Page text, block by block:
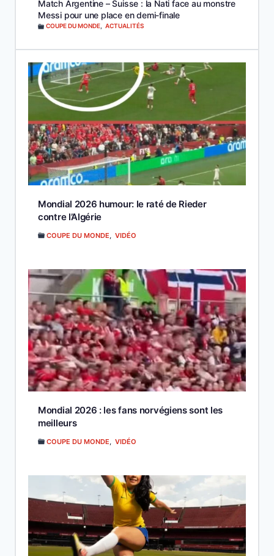
Match Argentine – Suisse : la Nati face au monstre
Messi pour une place en demi-finale
COUPE DU MONDE ACTUALITÉS
Mondial 2026 humour: le raté de Rieder
contre l’Algérie
COUPE DU MONDE VIDÉO
Mondial 2026 : les fans norvégiens sont les
meilleurs
COUPE DU MONDE VIDÉO